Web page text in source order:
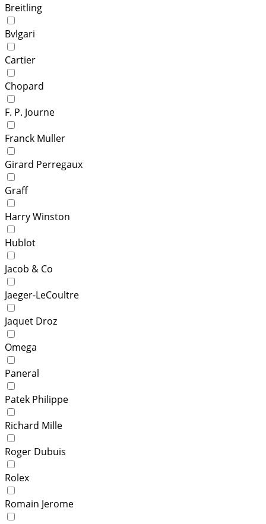
Breitling
Bvlgari
Cartier
Chopard
F. P. Journe
Franck Muller
Girard Perregaux
Graff
Harry Winston
Hublot
Jacob & Co
Jaeger-LeCoultre
Jaquet Droz
Omega
Paneral
Patek Philippe
Richard Mille
Roger Dubuis
Rolex
Romain Jerome